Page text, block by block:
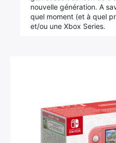
nouvelle génération. A
quel moment (et à quel
et/ou une Xbox Series.